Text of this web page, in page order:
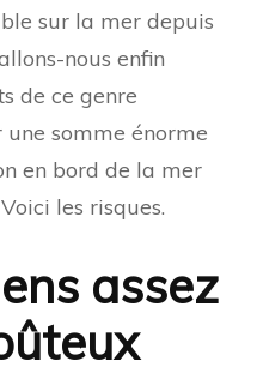
sur la mer depuis
nous enfin
de ce genre
une somme énorme
en bord de la mer
les risques.
assez